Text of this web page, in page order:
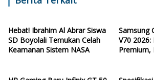
Hebat! Ibrahim Al Abrar Siswa
SD Boyolali Temukan Celah
Keamanan Sistem NASA
Samsung
V70 2026:
Premium,